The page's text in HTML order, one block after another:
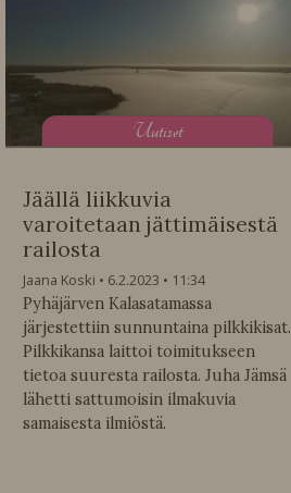
Uutiset
Jäällä liikkuvia
varoitetaan jättimäisestä
railosta
Jaana Koski 6.2.2023
11:34
Pyhäjärven Kalasatamassa
järjestettiin sunnuntaina pilkkikisat.
Pilkkikansa laittoi toimitukseen
tietoa suuresta railosta. Juha Jämsä
lähetti sattumoisin ilmakuvia
samaisesta ilmiöstä.